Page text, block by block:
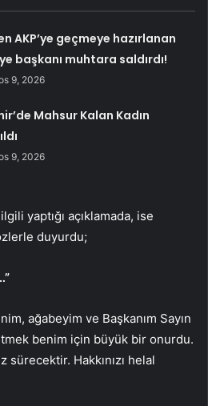
AKP’ye geçmeye hazırlanan
başkanı muhtara saldırdı!
9, 2026
Mahsur Kalan Kadın
9, 2026
yaptığı açıklamada, ise
duyurdu;
ağabeyim ve Başkanım Sayın
benim için büyük bir onurdu.
sürecektir. Hakkınızı helal